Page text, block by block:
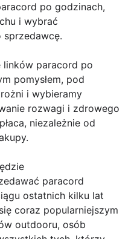
po godzinach,
i wybrać
sprzedawcę.
linków paracord po
pomysłem, pod
i wybieramy
rozwagi i zdrowego
niezależnie od
paracord
ostatnich kilku lat
coraz popularniejszym
outdooru, osób